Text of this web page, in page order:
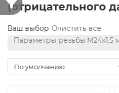
(отрицательного
Ваш выбор Очистить все
Параметры резьбы М24х1,5